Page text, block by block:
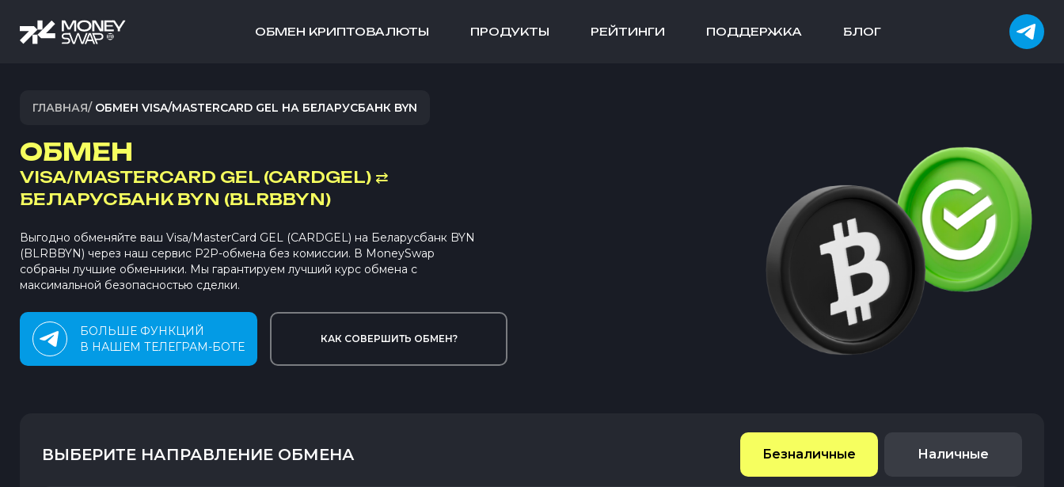
ОБМЕН КРИПТОВАЛЮТЫ ПРОДУКТЫ РЕЙТИНГИ ПОДДЕРЖКА БЛОГ
ГЛАВНАЯ/ ОБМЕН VISA/MASTERCARD GEL НА БЕЛАРУСБАНК BYN
ОБМЕН
VISA/MASTERCARD GEL (CARDGEL) ⇄
БЕЛАРУСБАНК BYN (BLRBBYN)
Выгодно обменяйте ваш Visa/MasterCard GEL (CARDGEL) на Беларусбанк BYN
(BLRBBYN) через наш сервис P2P-обмена без комиссии. В MoneySwap
собраны лучшие обменники. Мы гарантируем лучший курс обмена с
максимальной безопасностью сделки.
БОЛЬШЕ ФУНКЦИЙ
В НАШЕМ ТЕЛЕГРАМ-БОТЕ
КАК СОВЕРШИТЬ ОБМЕН?
ВЫБЕРИТЕ НАПРАВЛЕНИЕ ОБМЕНА Безналичные Наличные